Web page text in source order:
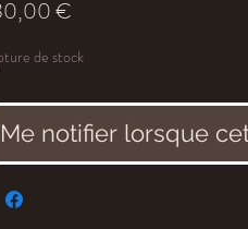
€
de stock
Me notifier lorsque